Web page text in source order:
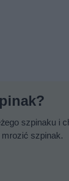
szpinaku i
szpinak.